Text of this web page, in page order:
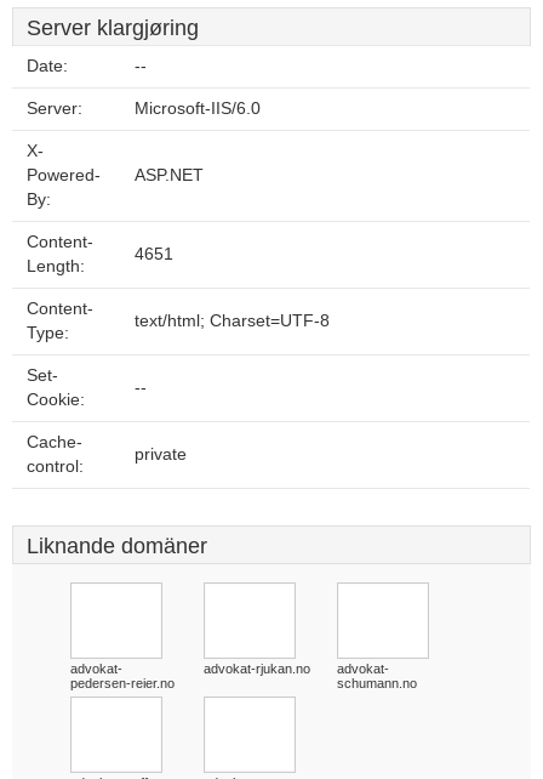
Server klargjøring
Date: --
Server: Microsoft-IIS/6.0
X-
Powered-
By:
ASP.NET
Content-
Length:
4651
Content-
Type:
text/html; Charset=UTF-8
Set-
Cookie:
--
Cache-
control:
private
Liknande domäner
advokat-
pedersen-reier.no
advokat-rjukan.no
advokat-
schumann.no